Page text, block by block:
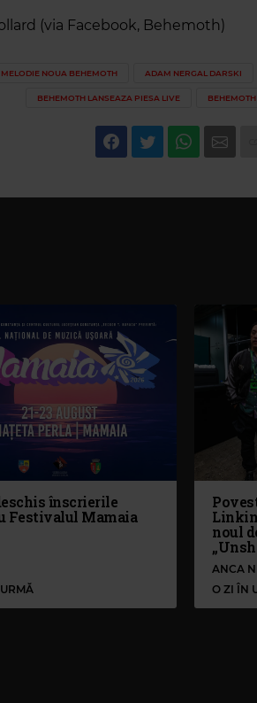
(via Facebook, Behemoth)
MELODIE NOUA BEHEMOTH ADAM NERGAL DARSKI
BEHEMOTH LANSEAZA PIESA LIVE
înscrierile
Festivalul Mamaia
noul
ANCA
O ZI ÎN